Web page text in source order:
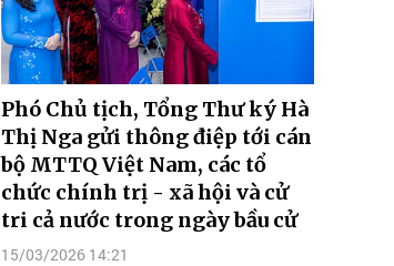
Phó Chủ tịch, Tổng Thư ký Hà
Thị Nga gửi thông điệp tới cán
bộ MTTQ Việt Nam, các tổ
chức chính trị - xã hội và cử
tri cả nước trong ngày bầu cử
15/03/2026 14:21